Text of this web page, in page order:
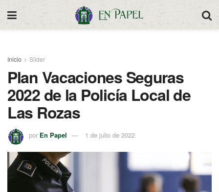
Inicio Slider
Plan Vacaciones Seguras
2022 de la Policía Local de
Las Rozas
por En Papel 1 de julio de 2022